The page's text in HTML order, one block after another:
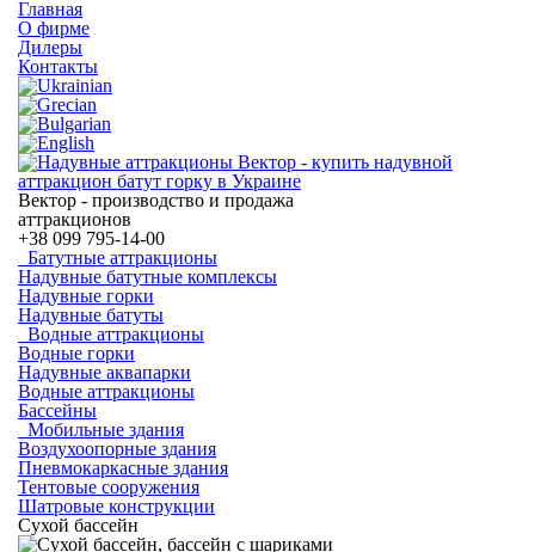
Главная
О фирме
Дилеры
Контакты
Вектор - производство и продажа
аттракционов
+38 099 795-14-00
Батутные аттракционы
Надувные батутные комплексы
Надувные горки
Надувные батуты
Водные аттракционы
Водные горки
Надувные аквапарки
Водные аттракционы
Бассейны
Мобильные здания
Воздухоопорные здания
Пневмокаркасные здания
Тентовые сооружения
Шатровые конструкции
Сухой бассейн